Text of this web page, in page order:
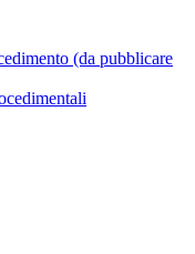
(da pubblicare